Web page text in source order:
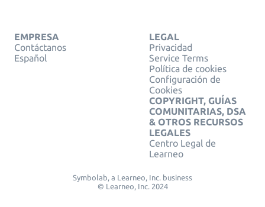
EMPRESA
Contáctanos
Español
LEGAL
Privacidad
Service Terms
Política de cookies
Configuración de
Cookies
COPYRIGHT, GUÍAS
COMUNITARIAS, DSA
& OTROS RECURSOS
LEGALES
Centro Legal de
Learneo
Symbolab, a Learneo, Inc. business
© Learneo, Inc. 2024